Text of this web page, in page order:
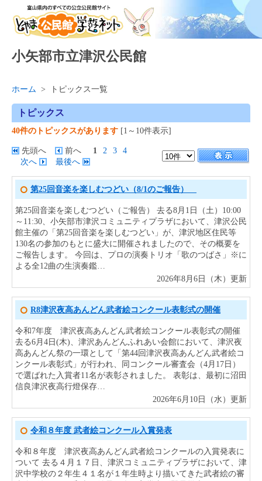
小矢部市立津沢公民館
ホーム > トピックス一覧
トピックス
40件のトピックスがあります [1～10件表示]
先頭へ 前へ 1 2 3
4
次へ
最後へ
第25回音楽を楽しむつどい（8/1のご報告）
第25回音楽を楽しむつどい（ご報告） 去る8月1日（土）10:00
～11:30、小矢部市津沢コミュニティプラザにおいて、津沢公民
館主催の「第25回音楽を楽しむつどい」が、津沢地区住民等
130名の参加のもとに盛大に開催されましたので、その概要を
ご報告します。 今回は、プロの演奏トリオ「歌のつばさ」※に
よる全12曲の生演奏鑑…
2026年8月6日（木）更新
R8津沢夜高あんどん武者絵コンクール表彰式の開催
令和7年度 津沢夜高あんどん武者絵コンクール表彰式の開催
去る6月4日(木)、津沢あんどんふれあい会館において、津沢夜
高あんどん祭の一環として「第44回津沢夜高あんどん武者絵コ
ンクール表彰式」が行われ、同コンクール審査会（4月17日）
で選ばれた入賞者11名が表彰されました。 表彰は、最初に沼田
信良津沢夜高行燈保存…
2026年6月10日（水）更新
令和８年度 武者絵コンクール入賞発表
令和８年度 津沢夜高あんどん武者絵コンクールの入賞発表に
ついて 去る４月１７日、津沢コミュニティプラザにおいて、津
沢中学校の２年生４１名が１年生時より描いてきた武者絵の審